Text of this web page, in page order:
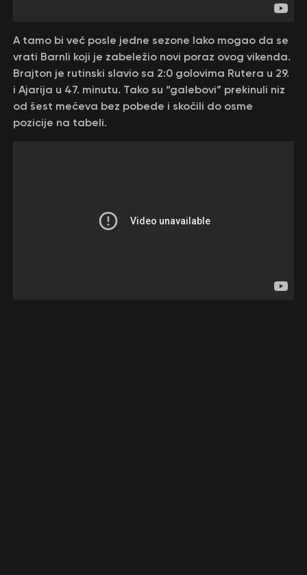
A tamo bi već posle jedne sezone lako mogao da se
vrati Barnli koji je zabeležio novi poraz ovog vikenda.
Brajton je rutinski slavio sa 2:0 golovima Rutera u 29.
i Ajarija u 47. minutu. Tako su “galebovi” prekinuli niz
od šest mečeva bez pobede i skočili do osme
pozicije na tabeli.